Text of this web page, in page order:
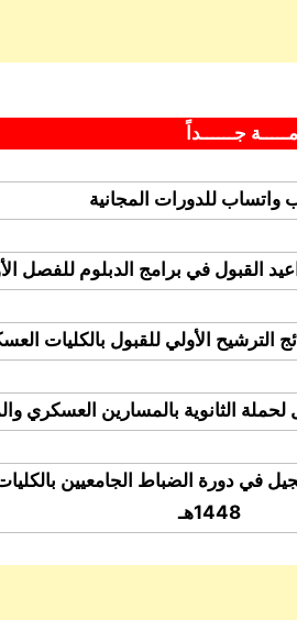
جــــــداً
واتساب للدورات المجانية
في برامج الدبلوم للفصل الأول
الترشيح الأولي للقبول بالكليات
الثانوية بالمسارين العسكري والمدني
في دورة الضباط الجامعيين
1448هـ